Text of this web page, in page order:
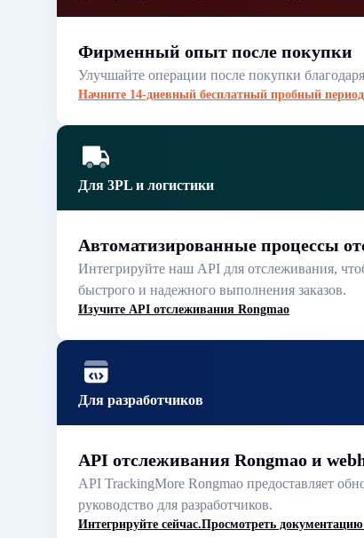
Фирменный опыт после покупки
Улучшайте операции после покупки
Начните 14-дневный бесплатный пробный период
Для 3PL и логистики
Автоматизированные процессы
Интегрируйте наш API для отслеживания,
быстрого и надежного выполнения заказов.
Изучите API отслеживания Rongmao
Для разработчиков
API отслеживания Rongmao и
API TrackingMore Rongmao предоставляет
руководство для разработчиков.
Интегрируйте сейчас.Просмотреть